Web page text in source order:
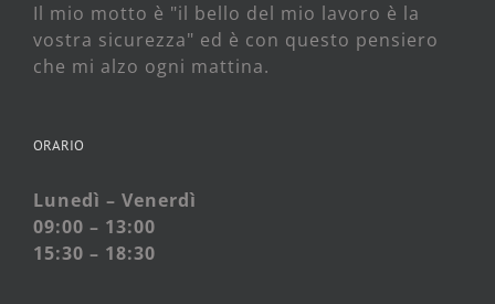
Il mio motto è "il bello del mio lavoro è la
vostra sicurezza" ed è con questo pensiero
che mi alzo ogni mattina.
ORARIO
Lunedì – Venerdì
09:00 – 13:00
15:30 – 18:30